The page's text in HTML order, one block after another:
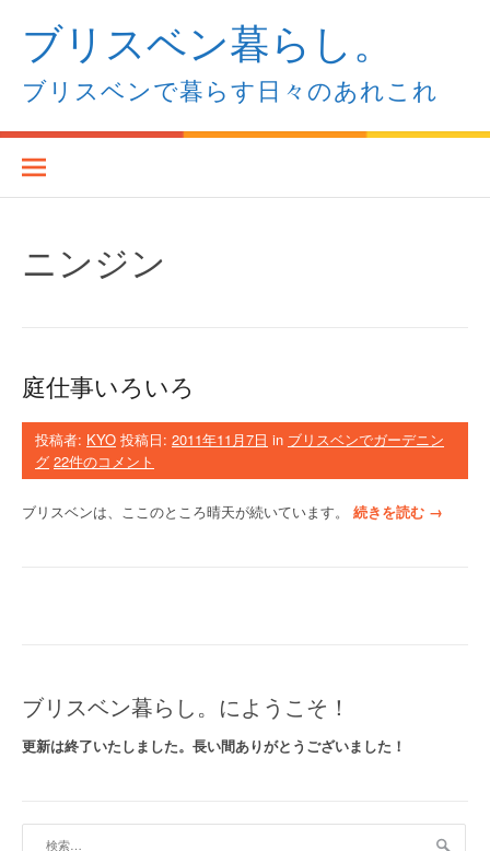
ス
ブリスベン暮らし。
ブリスベンで暮らす日々のあれこれ
ニンジン
庭仕事いろいろ
投稿者: KYO 投稿日: 2011年11月7日 in ブリスベンでガーデニン
グ 22件のコメント
ブリスベンは、ここのところ晴天が続いています。 続きを読む “
→
ブリスベン暮らし。にようこそ！
更新は終了いたしました。長い間ありがとうございました！